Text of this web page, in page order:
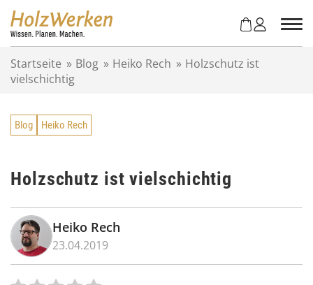
Startseite » Blog » Heiko Rech » Holzschutz ist
vielschichtig
Blog Heiko Rech
Holzschutz ist vielschichtig
Heiko Rech
23.04.2019